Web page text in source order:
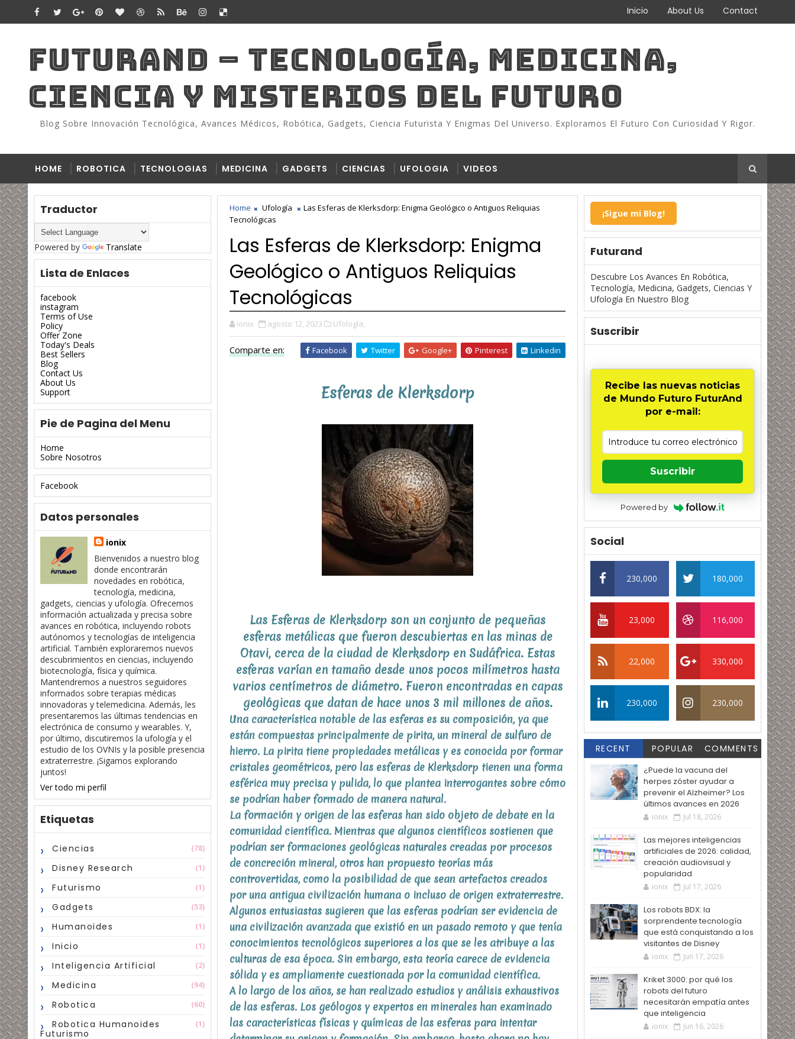
Inicio About Us Contact
FUTURAND – TECNOLOGÍA, MEDICINA,
CIENCIA Y MISTERIOS DEL FUTURO
Blog Sobre Innovación Tecnológica, Avances Médicos, Robótica, Gadgets, Ciencia Futurista Y Enigmas Del Universo. Exploramos El Futuro Con Curiosidad Y Rigor.
HOME ROBOTICA TECNOLOGIAS MEDICINA GADGETS CIENCIAS UFOLOGIA VIDEOS
Traductor
Powered by Translate
Lista de Enlaces
facebook
instagram
Terms of Use
Policy
Offer Zone
Today's Deals
Best Sellers
Blog
Contact Us
About Us
Support
Pie de Pagina del Menu
Home
Sobre Nosotros
Facebook
Datos personales
ionix
Bienvenidos a nuestro blog
donde encontrarán
novedades en robótica,
tecnología, medicina,
gadgets, ciencias y ufología. Ofrecemos
información actualizada y precisa sobre
avances en robótica, incluyendo robots
autónomos y tecnologías de inteligencia
artificial. También exploraremos nuevos
descubrimientos en ciencias, incluyendo
biotecnología, física y química.
Mantendremos a nuestros seguidores
informados sobre terapias médicas
innovadoras y telemedicina. Además, les
presentaremos las últimas tendencias en
electrónica de consumo y wearables. Y,
por último, discutiremos la ufología y el
estudio de los OVNIs y la posible presencia
extraterrestre. ¡Sigamos explorando
juntos!
Ver todo mi perfil
Etiquetas
Ciencias (78)
Disney Research (1)
Futurismo (1)
Gadgets (53)
Humanoides (1)
Inicio (1)
Inteligencia Artificial (2)
Medicina (94)
Robotica (60)
Robotica Humanoides
Futurismo
(1)
Home Ufología
Las Esferas de Klerksdorp: Enigma Geológico o Antiguos Reliquias
Tecnológicas
Las Esferas de Klerksdorp: Enigma
Geológico o Antiguos Reliquias
Tecnológicas
ionix agosto 12, 2023 Ufología,
Comparte en: Facebook Twitter Google+ Pinterest Linkedin
Esferas de Klerksdorp
Las Esferas de Klerksdorp son un conjunto de pequeñas
esferas metálicas que fueron descubiertas en las minas de
Otavi, cerca de la ciudad de Klerksdorp en Sudáfrica. Estas
esferas varían en tamaño desde unos pocos milímetros hasta
varios centímetros de diámetro. Fueron encontradas en capas
geológicas que datan de hace unos 3 mil millones de años.
Una característica notable de las esferas es su composición, ya que
están compuestas principalmente de pirita, un mineral de sulfuro de
hierro. La pirita tiene propiedades metálicas y es conocida por formar
cristales geométricos, pero las esferas de Klerksdorp tienen una forma
esférica muy precisa y pulida, lo que plantea interrogantes sobre cómo
se podrían haber formado de manera natural.
La formación y origen de las esferas han sido objeto de debate en la
comunidad científica. Mientras que algunos científicos sostienen que
podrían ser formaciones geológicas naturales creadas por procesos
de concreción mineral, otros han propuesto teorías más
controvertidas, como la posibilidad de que sean artefactos creados
por una antigua civilización humana o incluso de origen extraterrestre.
Algunos entusiastas sugieren que las esferas podrían ser evidencia de
una civilización avanzada que existió en un pasado remoto y que tenía
conocimientos tecnológicos superiores a los que se les atribuye a las
culturas de esa época. Sin embargo, esta teoría carece de evidencia
sólida y es ampliamente cuestionada por la comunidad científica.
A lo largo de los años, se han realizado estudios y análisis exhaustivos
de las esferas. Los geólogos y expertos en minerales han examinado
las características físicas y químicas de las esferas para intentar
¡Sigue mi Blog!
Futurand
Descubre Los Avances En Robótica,
Tecnología, Medicina, Gadgets, Ciencias Y
Ufología En Nuestro Blog
Suscribir
Recibe las nuevas noticias
de Mundo Futuro FuturAnd
por e-mail:
Suscribir
Powered by
Social
230,000 180,000
23,000 116,000
22,000 330,000
230,000 230,000
RECENT POPULAR COMMENTS
¿Puede la vacuna del
herpes zóster ayudar a
prevenir el Alzheimer? Los
últimos avances en 2026
ionix Jul 18, 2026
Las mejores inteligencias
artificiales de 2026: calidad,
creación audiovisual y
popularidad
ionix Jul 17, 2026
Los robots BDX: la
sorprendente tecnología
que está conquistando a los
visitantes de Disney
ionix Jun 17, 2026
Kriket 3000: por qué los
robots del futuro
necesitarán empatía antes
que inteligencia
ionix Jun 16, 2026